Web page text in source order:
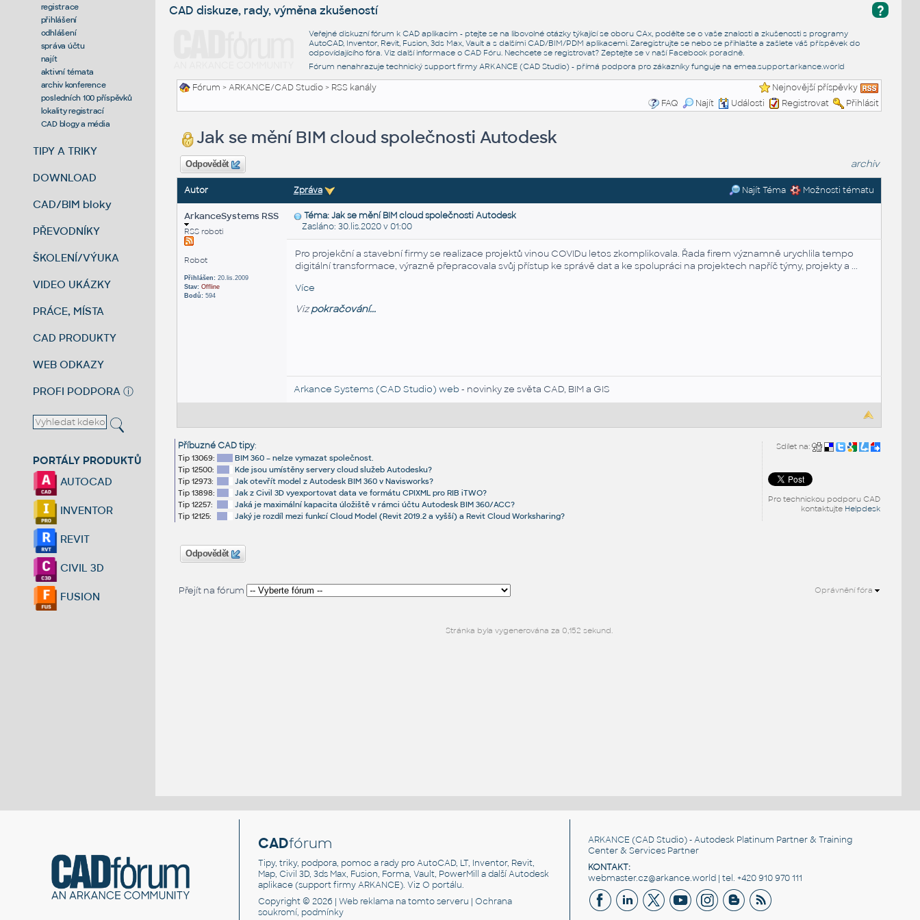
registrace
přihlášení
odhlášení
správa účtu
najít
aktivní témata
archiv konference
posledních 100 příspěvků
lokality registrací
CAD blogy a média
TIPY A TRIKY
DOWNLOAD
CAD/BIM bloky
PŘEVODNÍKY
ŠKOLENÍ/VÝUKA
VIDEO UKÁZKY
PRÁCE, MÍSTA
CAD PRODUKTY
WEB ODKAZY
PROFI PODPORA ⓘ
PORTÁLY PRODUKTŮ
AUTOCAD
INVENTOR
REVIT
CIVIL 3D
FUSION
?
CAD diskuze, rady, výměna zkušeností
Veřejné diskuzní fórum k CAD aplikacím - ptejte se na libovolné otázky týkající se oboru CAx, podělte se o vaše znalosti a zkušenosti s programy
AutoCAD, Inventor, Revit, Fusion, 3ds Max, Vault a s dalšími CAD/BIM/PDM aplikacemi. Zaregistrujte se nebo se přihlašte a zašlete váš příspěvek do
odpovídajícího fóra. Viz další informace o CAD Fóru. Nechcete se registrovat? Zeptejte se v naší Facebook poradně.
Fórum nenahrazuje technický support firmy ARKANCE (CAD Studio) - přímá podpora pro zákazníky funguje na emea.support.arkance.world
Fórum >ARKANCE/CAD Studio> RSS kanály
Nejnovější příspěvky
FAQ
Najít Události Registrovat Přihlásit
Jak se mění BIM cloud společnosti Autodesk
Odpovědět archiv
Autor Zpráva Najít Téma Možnosti tématu
ArkanceSystems RSS
RSS roboti
Robot
Přihlášen:20.lis.2009
Stav: Offline
Bodů:594
Téma: Jak se mění BIM cloud společnosti Autodesk
Zasláno: 30.lis.2020 v 01:00
Pro projekční a stavební firmy se realizace projektů vinou COVIDu letos zkomplikovala. Řada firem významně urychlila tempo
digitální transformace, výrazně přepracovala svůj přístup ke správě dat a ke spolupráci na projektech napříč týmy, projekty a ...
Více
Vizpokračování...
Arkance Systems (CAD Studio) web- novinky ze světa CAD, BIM a GIS
Sdílet na:
Pro technickou podporu CAD
kontaktujte Helpdesk
Příbuzné CAD tipy:
Tip 13069:
BIM 360 – nelze vymazat společnost.
Tip 12500:
Kde jsou umístěny servery cloud služeb Autodesku?
Tip 12973:
Jak otevřít model z Autodesk BIM 360 v Navisworks?
Tip 13898:
Jak z Civil 3D vyexportovat data ve formátu CPIXML pro RIB iTWO?
Tip 12257:
Jaká je maximální kapacita úložiště v rámci účtu Autodesk BIM 360/ACC?
Tip 12125:
Jaký je rozdíl mezi funkcí Cloud Model (Revit 2019.2 a vyšší) a Revit Cloud Worksharing?
Odpovědět
Přejít na fórum Oprávnění fóra
Stránka byla vygenerována za 0,152 sekund.
CADfórum
Tipy, triky, podpora, pomoc a rady pro AutoCAD, LT, Inventor, Revit,
Map, Civil 3D, 3ds Max, Fusion, Forma, Vault, PowerMill a další Autodesk
aplikace (support firmy ARKANCE). VizO portálu.
Copyright © 2026 |Web reklama na tomto serveru |Ochrana
soukromí, podmínky
ARKANCE (CAD Studio) - Autodesk Platinum Partner & Training
Center & Services Partner
KONTAKT:
webmaster.cz@arkance.world | tel. +420 910 970 111